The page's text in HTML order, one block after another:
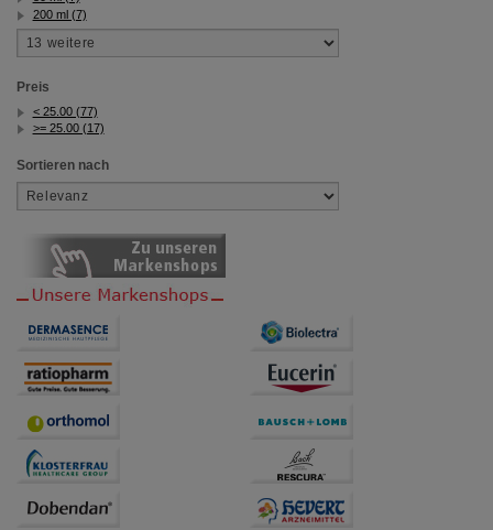
200 ml (7)
Preis
< 25.00 (77)
>= 25.00 (17)
Sortieren nach